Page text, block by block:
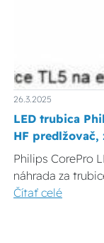
26.3.2025
LED trubica
HF predlžovač,
Philips CorePro
náhrada za
Čítať celé